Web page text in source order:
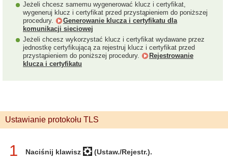
Jeżeli chcesz samemu wygenerować klucz i certyfikat,
wygeneruj klucz i certyfikat przed przystąpieniem do poniższej
procedury.
Generowanie klucza i certyfikatu dla
komunikacji sieciowej
Jeżeli chcesz wykorzystać klucz i certyfikat wydawane przez
jednostkę certyfikującą za rejestruj klucz i certyfikat przed
przystąpieniem do poniższej procedury.
Rejestrowanie
klucza i certyfikatu
Ustawianie protokołu TLS
1 Naciśnij klawisz (Ustaw./Rejestr.).